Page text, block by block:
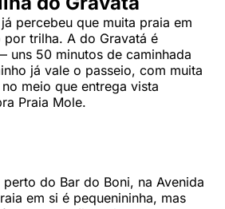
percebeu que muita praia em
por trilha. A do Gravatá é
uns 50 minutos de caminhada
já vale o passeio, com muita
meio que entrega vista
Praia Mole.
do Bar do Boni, na Avenida
em si é pequenininha, mas